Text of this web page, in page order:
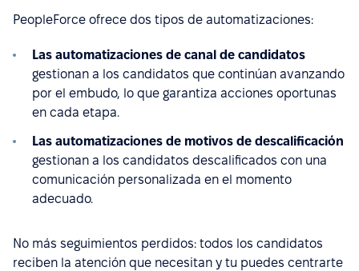
PeopleForce ofrece dos tipos de automatizaciones:
Las automatizaciones de canal de candidatos
gestionan a los candidatos que continúan avanzando
por el embudo, lo que garantiza acciones oportunas
en cada etapa.
Las automatizaciones de motivos de descalificación
gestionan a los candidatos descalificados con una
comunicación personalizada en el momento
adecuado.
No más seguimientos perdidos: todos los candidatos
reciben la atención que necesitan y tu puedes centrarte